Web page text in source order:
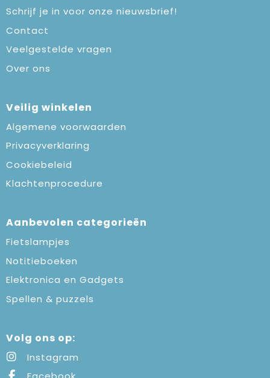
Schrijf je in voor onze nieuwsbrief!
Contact
Veelgestelde vragen
Over ons
Veilig winkelen
Algemene voorwaarden
Privacyverklaring
Cookiebeleid
Klachtenprocedure
Aanbevolen categorieën
Fietslampjes
Notitieboeken
Elektronica en Gadgets
Spellen & puzzels
Volg ons op:
Instagram